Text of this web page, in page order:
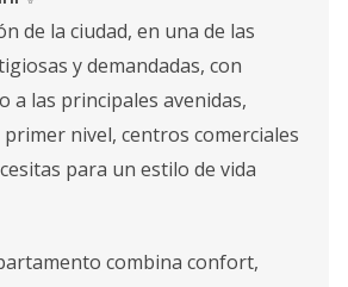
de la ciudad, en una de las
y demandadas, con
a las principales avenidas,
nivel, centros comerciales
para un estilo de vida
combina confort,